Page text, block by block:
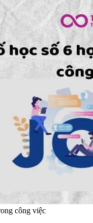
công việc